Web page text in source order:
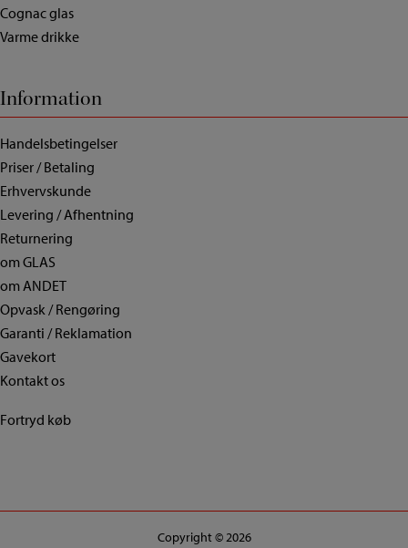
Cognac glas
Varme drikke
Information
Handelsbetingelser
Priser / Betaling
Erhvervskunde
Levering / Afhentning
Returnering
om GLAS
om ANDET
Opvask / Rengøring
Garanti / Reklamation
Gavekort
Kontakt os
Fortryd køb
Copyright © 2026